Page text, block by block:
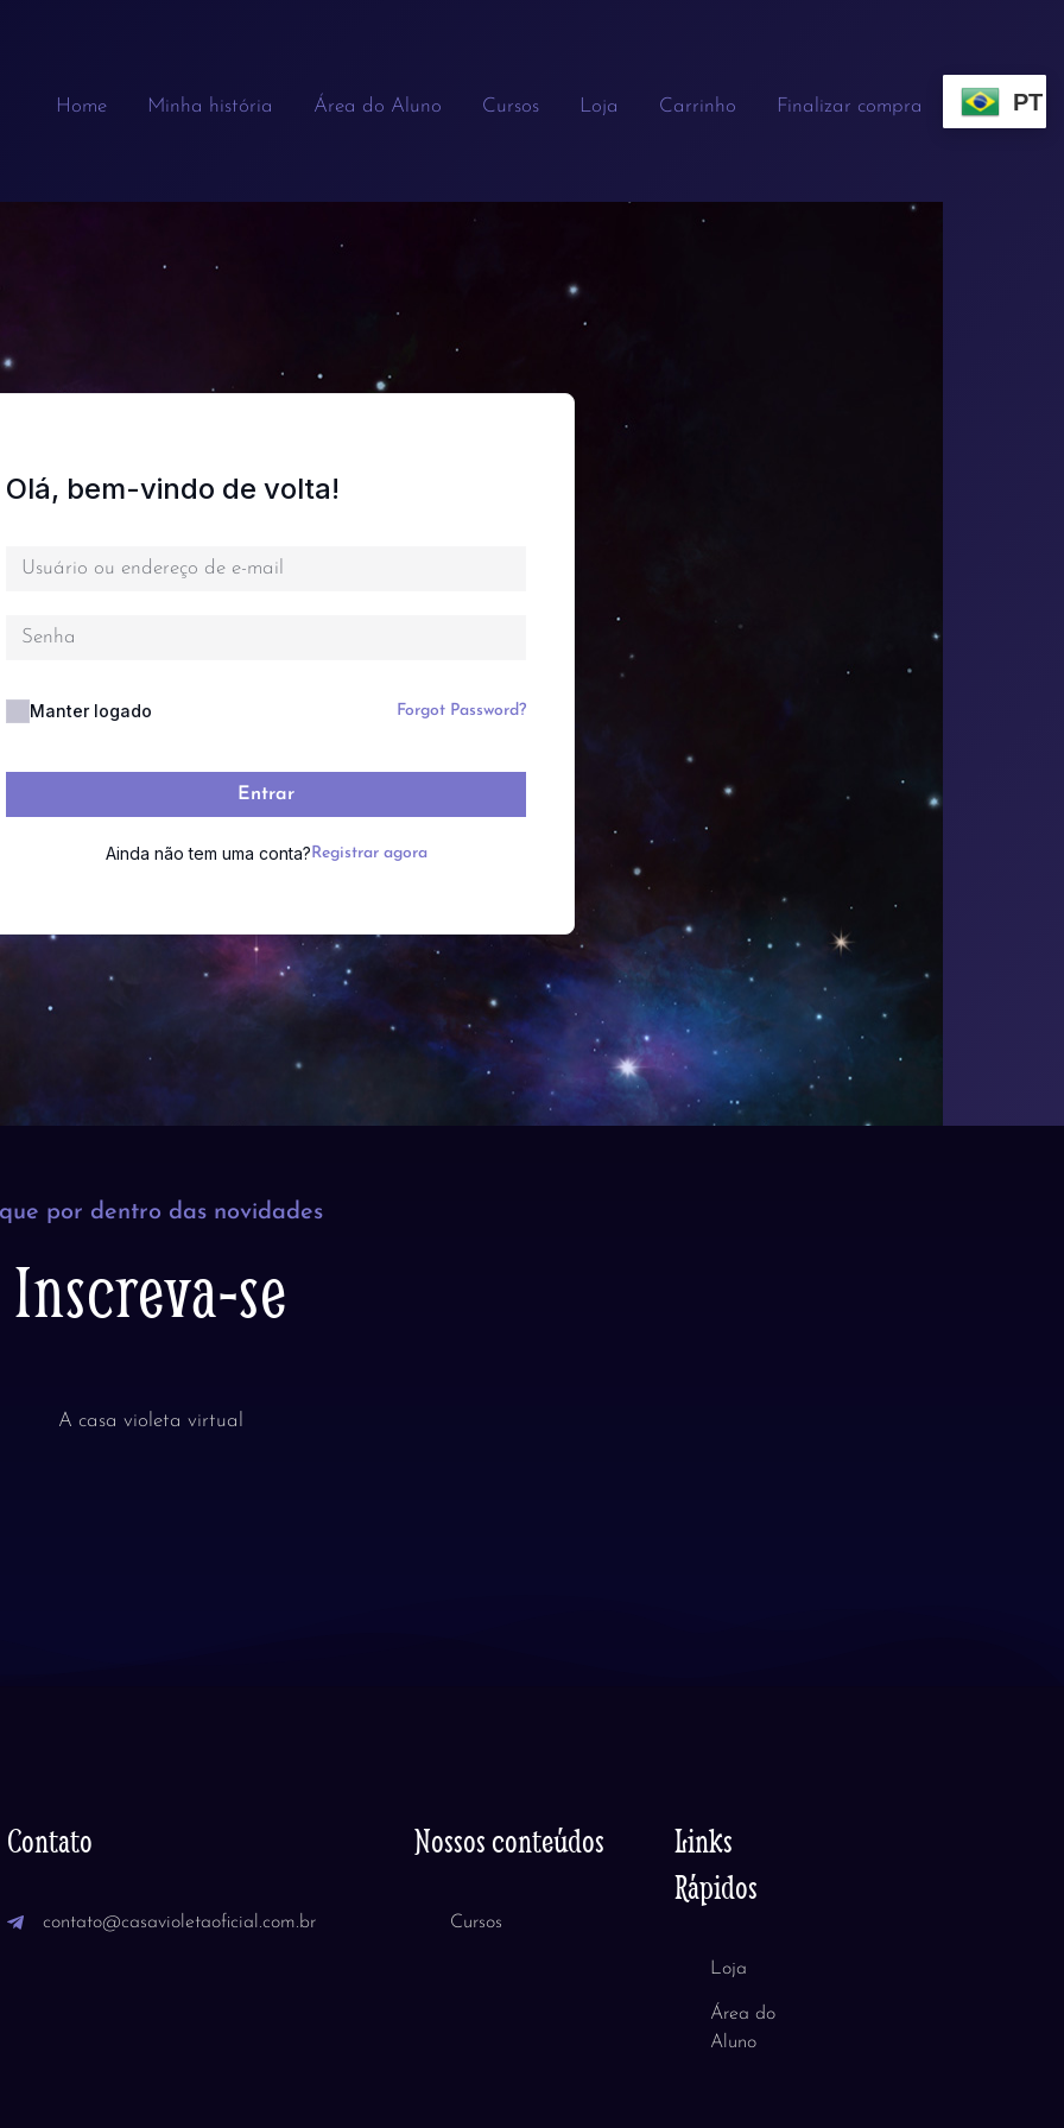
Home Minha história Área do Aluno Cursos Loja Carrinho Finalizar compra PT
Olá, bem-vindo de volta!
Manter logado Forgot Password?
Entrar
Ainda não tem uma conta? Registrar agora
por dentro das novidades
Inscreva-se
A casa violeta virtual
Contato
contato@casavioletaoficial.com.br
Nossos conteúdos
Cursos
Links
Rápidos
Loja
Área do
Aluno